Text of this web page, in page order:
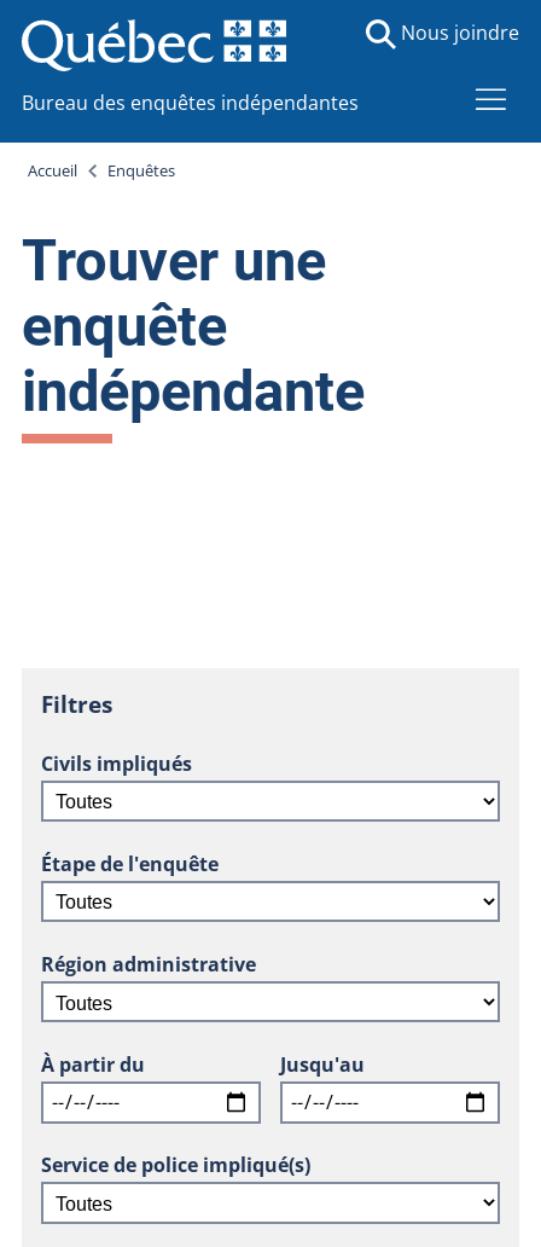
Bureau des enquêtes indépendantes
Nous joindre
Accueil Enquêtes
Trouver une
enquête
indépendante
Filtres
Civils impliqués
Étape de l'enquête
Région administrative
À partir du Jusqu'au
Service de police impliqué(s)